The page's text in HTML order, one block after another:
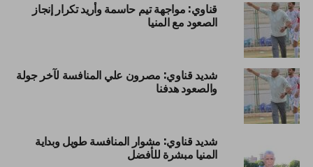
قناوي: مواجهة تيم حاسمة وأريد تكرار إنجاز
الصعود مع المنيا
شديد قناوي: مصرون علي المنافسة لآخر جولة
والصعود هدفنا
شديد قناوي: مشوار المنافسة طويل وبداية
المنيا مبشرة للأفضل